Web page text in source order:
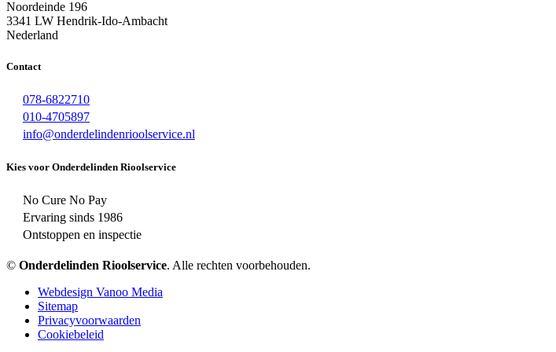
Noordeinde 196
3341 LW Hendrik-Ido-Ambacht
Nederland
Contact
078-6822710
010-4705897
info@onderdelindenrioolservice.nl
Kies voor Onderdelinden Rioolservice
No Cure No Pay
Ervaring sinds 1986
Ontstoppen en inspectie
© Onderdelinden Rioolservice. Alle rechten voorbehouden.
Webdesign Vanoo Media
Sitemap
Privacyvoorwaarden
Cookiebeleid